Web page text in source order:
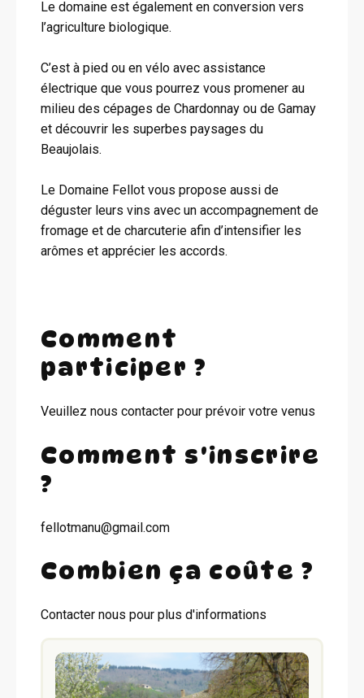
Le domaine est également en conversion vers
l’agriculture biologique.
C’est à pied ou en vélo avec assistance
électrique que vous pourrez vous promener au
milieu des cépages de Chardonnay ou de Gamay
et découvrir les superbes paysages du
Beaujolais.
Le Domaine Fellot vous propose aussi de
déguster leurs vins avec un accompagnement de
fromage et de charcuterie afin d’intensifier les
arômes et apprécier les accords.
Comment
participer ?
Veuillez nous contacter pour prévoir votre venus
Comment s'inscrire
?
fellotmanu@gmail.com
Combien ça coûte ?
Contacter nous pour plus d'informations